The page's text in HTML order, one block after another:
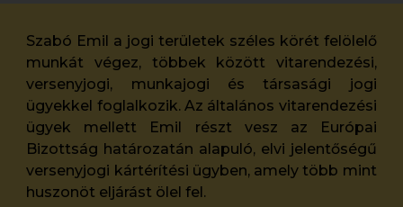
Szabó Emil a jogi területek széles körét felölelő
munkát végez, többek között vitarendezési,
versenyjogi, munkajogi és társasági jogi
ügyekkel foglalkozik. Az általános vitarendezési
ügyek mellett Emil részt vesz az Európai
Bizottság határozatán alapuló, elvi jelentőségű
versenyjogi kártérítési ügyben, amely több mint
huszonöt eljárást ölel fel.